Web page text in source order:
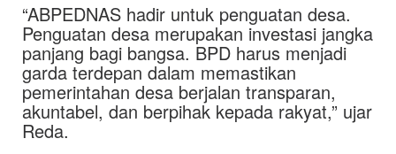
“ABPEDNAS hadir untuk penguatan desa.
Penguatan desa merupakan investasi jangka
panjang bagi bangsa. BPD harus menjadi
garda terdepan dalam memastikan
pemerintahan desa berjalan transparan,
akuntabel, dan berpihak kepada rakyat,” ujar
Reda.